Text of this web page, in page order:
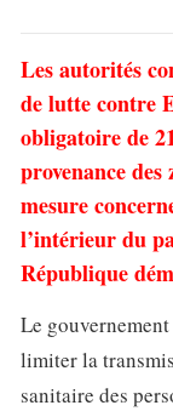
Les autorités
de lutte contre
obligatoire de
provenance des
mesure
l’intérieur du
République
Le
limiter la
sanitaire des